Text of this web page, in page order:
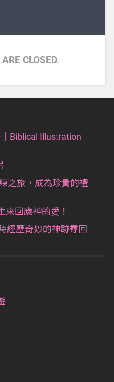
CLOSED.
Biblical Illustration
之旅，成為珍貴的禮
來回應神的愛！
經歷奇妙的神跡尋回